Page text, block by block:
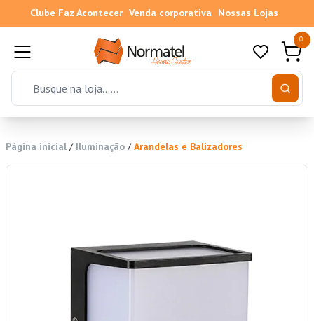
Clube Faz Acontecer Venda corporativa Nossas Lojas
0
Página inicial / Iluminação /Arandelas e Balizadores